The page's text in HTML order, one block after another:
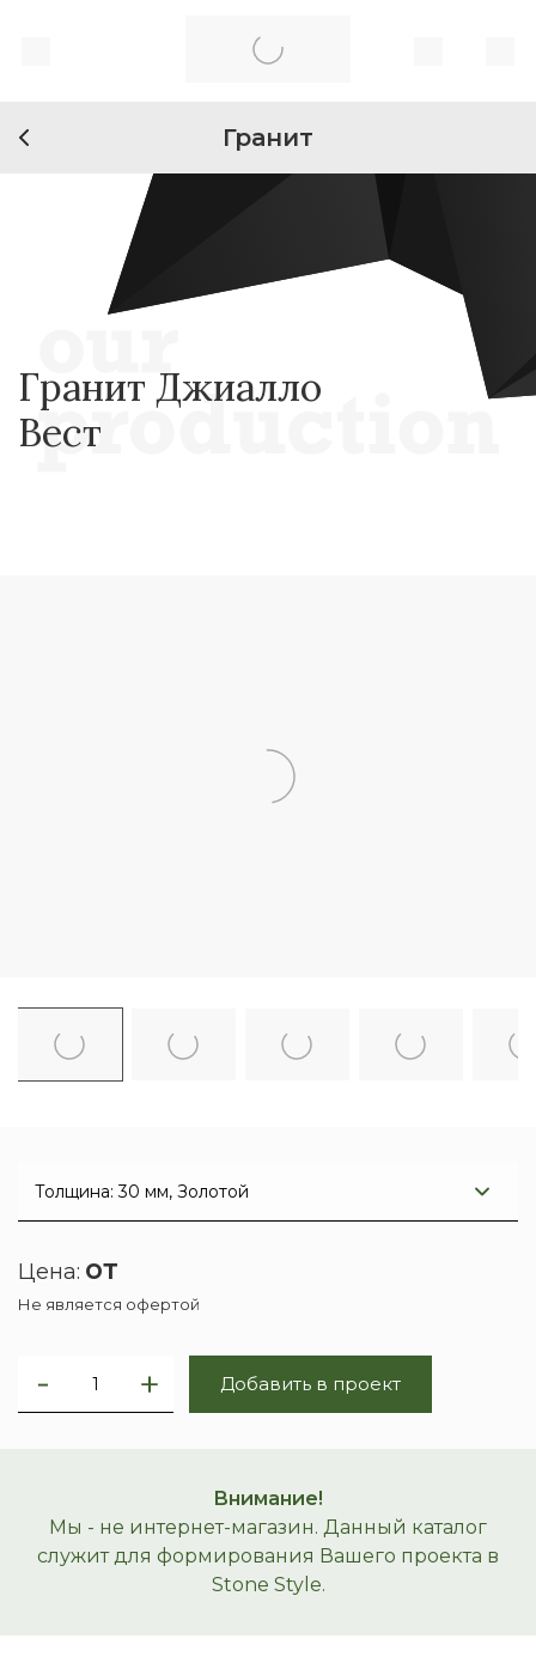
Гранит
Гранит Джиалло
Вест
Цена: от
Не является офертой
Добавить в проект
Внимание!
Мы - не интернет-магазин. Данный каталог
служит для формирования Вашего проекта в
Stone Style.